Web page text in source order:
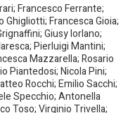
Francesco Ferrante;
Ghigliotti; Francesca Gioia;
Giusy Iorlano;
Pierluigi Mantini;
Mazzarella; Rosario
Piantedosi; Nicola Pini;
Rocchi; Emilio Sacchi;
Specchio; Antonella
Toso; Virginio Trivella;